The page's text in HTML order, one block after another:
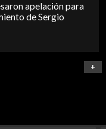
apelación para
de Sergio
+